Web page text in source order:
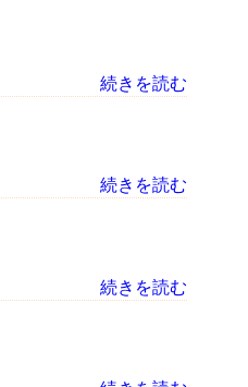
続きを読む
続きを読む
続きを読む